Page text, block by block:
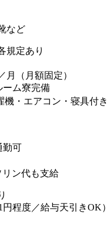
など
規定あり
月（月額固定）
ーム寮完備
・エアコン・寝具付き
勤可
ン代も支給
程度／給与天引きOK）